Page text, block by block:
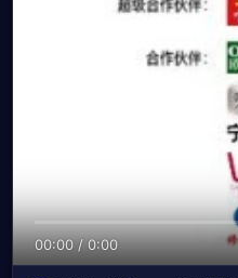
00:00/0:00